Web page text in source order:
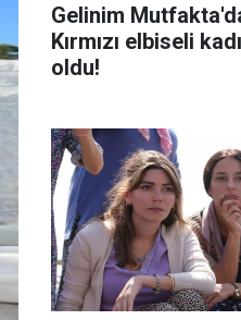
Gelinim
Kırmızı elbiseli
oldu!